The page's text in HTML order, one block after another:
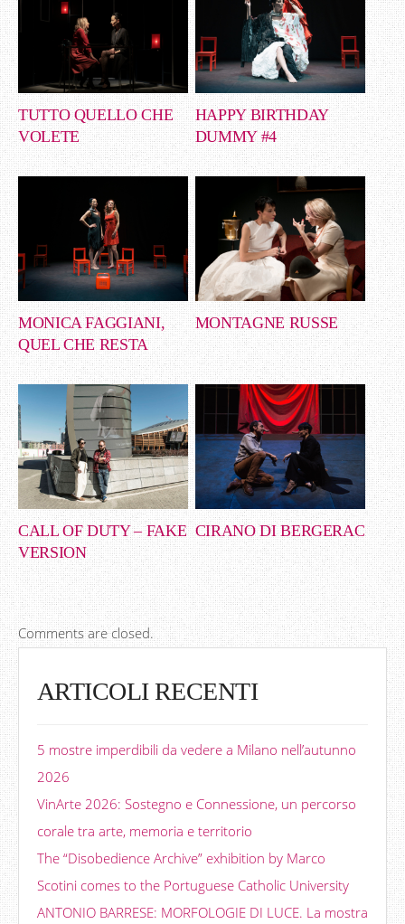
TUTTO QUELLO CHE
VOLETE
HAPPY BIRTHDAY
DUMMY #4
MONICA FAGGIANI,
QUEL CHE RESTA
MONTAGNE RUSSE
CALL OF DUTY – FAKE
VERSION
CIRANO DI BERGERAC
Comments are closed.
ARTICOLI RECENTI
5 mostre imperdibili da vedere a Milano nell’autunno
2026
VinArte 2026: Sostegno e Connessione, un percorso
corale tra arte, memoria e territorio
The “Disobedience Archive” exhibition by Marco
Scotini comes to the Portuguese Catholic University
ANTONIO BARRESE: MORFOLOGIE DI LUCE. La mostra